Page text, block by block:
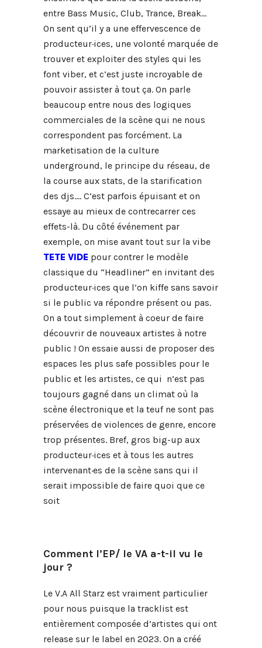
entre Bass Music, Club, Trance, Break…
On sent qu’il y a une effervescence de
producteur·ices, une volonté marquée de
trouver et exploiter des styles qui les
font viber, et c’est juste incroyable de
pouvoir assister à tout ça. On parle
beaucoup entre nous des logiques
commerciales de la scène qui ne nous
correspondent pas forcément. La
marketisation de la culture
underground, le principe du réseau, de
la course aux stats, de la starification
des djs…. C’est parfois épuisant et on
essaye au mieux de contrecarrer ces
effets-là. Du côté événement par
exemple, on mise avant tout sur la vibe
TETE VIDE pour contrer le modèle
classique du “Headliner” en invitant des
producteur·ices que l’on kiffe sans savoir
si le public va répondre présent ou pas.
On a tout simplement à coeur de faire
découvrir de nouveaux artistes à notre
public ! On essaie aussi de proposer des
espaces les plus safe possibles pour le
public et les artistes, ce qui n’est pas
toujours gagné dans un climat où la
scène électronique et la teuf ne sont pas
préservées de violences de genre, encore
trop présentes. Bref, gros big-up aux
producteur·ices et à tous les autres
intervenant·es de la scène sans qui il
serait impossible de faire quoi que ce
soit
Comment l’EP/ le VA a-t-il vu le
jour ?
Le V.A All Starz est vraiment particulier
pour nous puisque la tracklist est
entièrement composée d’artistes qui ont
release sur le label en 2023. On a créé